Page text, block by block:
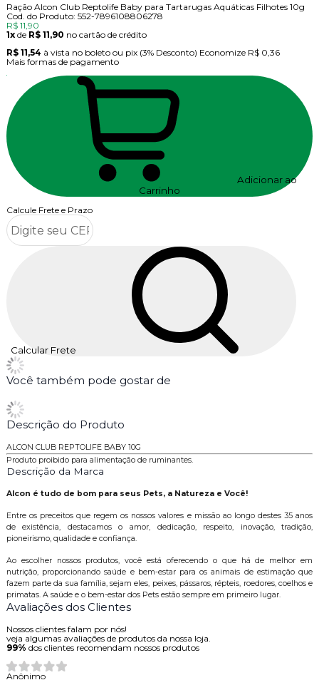
Ração Alcon Club Reptolife Baby para Tartarugas Aquáticas Filhotes 10g
Cod. do Produto: 552-7896108806278
R$ 11,90
1xde R$ 11,90 no cartão de crédito
R$ 11,54 à vista no boleto ou pix (3% Desconto) Economize R$ 0,36
Mais formas de pagamento
Adicionar ao
Carrinho
Calcule Frete e Prazo
Calcular Frete
Você também pode gostar de
Descrição do Produto
ALCON CLUB REPTOLIFE BABY 10G
Produto proibido para alimentação de ruminantes.
Descrição da Marca
Alcon é tudo de bom para seus Pets, a Natureza e Você!
Entre os preceitos que regem os nossos valores e missão ao longo destes 35 anos
de existência, destacamos o amor, dedicação, respeito, inovação, tradição,
pioneirismo, qualidade e confiança.
Ao escolher nossos produtos, você está oferecendo o que há de melhor em
nutrição, proporcionando saúde e bem-estar para os animais de estimação que
fazem parte da sua família, sejam eles, peixes, pássaros, répteis, roedores, coelhos e
primatas. A saúde e o bem-estar dos Pets estão sempre em primeiro lugar.
Avaliações dos Clientes
Nossos clientes falam por nós!
veja algumas avaliações de produtos da nossa loja.
99% dos clientes recomendam nossos produtos
Anônimo